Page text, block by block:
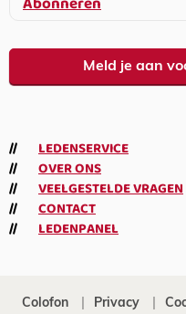
Meld je aan
LEDENSERVICE
OVER ONS
VEELGESTELDE VRAGEN
CONTACT
LEDENPANEL
Colofon Privacy